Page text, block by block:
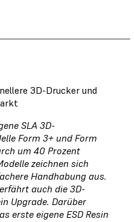
3D-Drucker und
SLA 3D-
Form 3+ und Form
um 40 Prozent
zeichnen sich
Handhabung aus.
auch die 3D-
Upgrade. Darüber
erste eigene ESD Resin